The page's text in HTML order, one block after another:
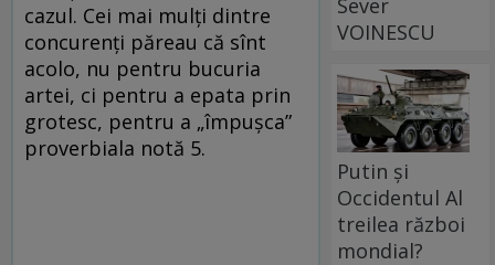
cazul. Cei mai mulți dintre
concurenți păreau că sînt
acolo, nu pentru bucuria
artei, ci pentru a epata prin
grotesc, pentru a „împușca”
proverbiala notă 5.
Sever
VOINESCU
Putin și
Occidentul Al
treilea război
mondial?